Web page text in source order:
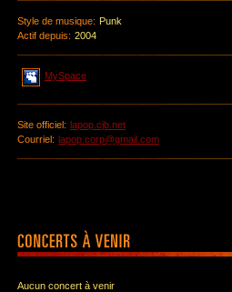
Style de musique: Punk
Actif depuis: 2004
MySpace
Site officiel: lapop.cjb.net
Courriel: lapop.corp@gmail.com
Aucun concert à venir